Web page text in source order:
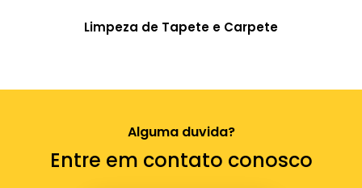
Limpeza de Tapete e Carpete
Alguma duvida?
Entre em contato conosco